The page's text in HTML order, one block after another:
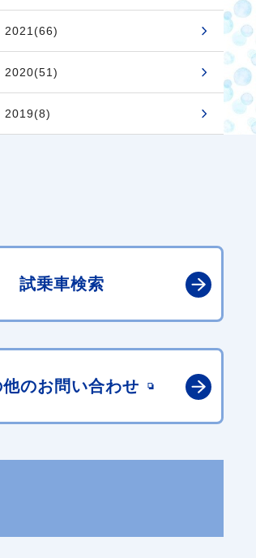
2021(66)
2020(51)
2019(8)
試乗車検索
のお問い合わせ